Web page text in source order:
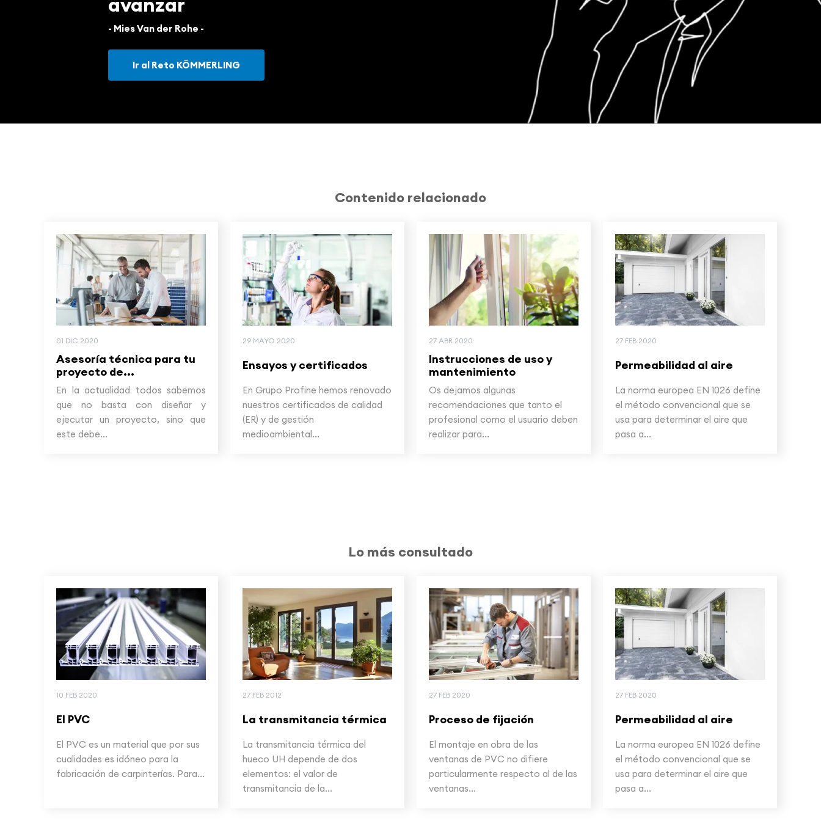
- Mies Van der Rohe -
Ir al Reto KÖMMERLING
Contenido relacionado
01 DIC 2020
Asesoría técnica para tu
proyecto de...
En la actualidad todos sabemos
que no basta con diseñar y
ejecutar un proyecto, sino que
este debe...
29 MAYO 2020
Ensayos y certificados
En Grupo Profine hemos renovado
nuestros certificados de calidad
(ER) y de gestión
medioambiental...
27 ABR 2020
Instrucciones de uso y
mantenimiento
Os dejamos algunas
recomendaciones que tanto el
profesional como el usuario deben
realizar para...
27 FEB 2020
Permeabilidad al aire
La norma europea EN 1026 define
el método convencional que se
usa para determinar el aire que
pasa a...
Lo más consultado
10 FEB 2020
El PVC
El PVC es un material que por sus
cualidades es idóneo para la
fabricación de carpinterías. Para...
27 FEB 2012
La transmitancia térmica
La transmitancia térmica del
hueco UH depende de dos
elementos: el valor de
transmitancia de la...
27 FEB 2020
Proceso de fijación
El montaje en obra de las
ventanas de PVC no difiere
particularmente respecto al de las
ventanas...
27 FEB 2020
Permeabilidad al aire
La norma europea EN 1026 define
el método convencional que se
usa para determinar el aire que
pasa a...